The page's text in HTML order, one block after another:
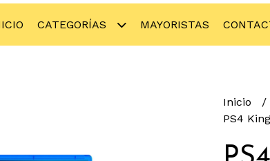
CATEGORÍAS MAYORISTAS
Inicio
PS4